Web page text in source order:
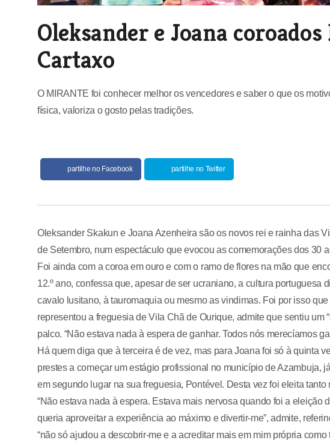
Oleksander e Joana
Cartaxo
O MIRANTE foi conhecer melhor os vencedores e saber o que os
física, valoriza o gosto pelas tradições.
partilhe no Facebook partilhe no Twitter
Oleksander Skakun e Joana Azenheira são os novos rei e rainha das
de Setembro, num espectáculo que evocou as comemorações dos 30
Foi ainda com a coroa em ouro e com o ramo de flores na mão que
12.º ano, confessa que, apesar de ser ucraniano, a cultura portuguesa
cavalo lusitano, à tauromaquia ou mesmo as vindimas. Foi por isso
representou a freguesia de Vila Chã de Ourique, admite que sentiu um
palco. “Não estava nada à espera de ganhar. Todos nós merecíamos
Há quem diga que à terceira é de vez, mas para Joana foi só à quinta
prestes a começar um estágio profissional no município de Azambuja,
em segundo lugar na sua freguesia, Pontével. Desta vez foi eleita
“Não estava nada à espera. Estava mais nervosa quando foi a eleição
queria aproveitar a experiência ao máximo e divertir-me”, admite,
“não só ajudou a descobrir-me e a acreditar mais em mim própria